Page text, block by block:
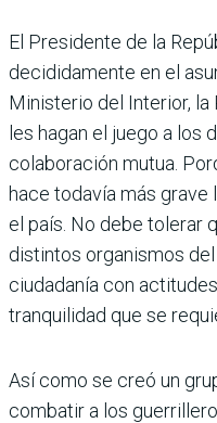
El Presidente de la
decididamente en el
Ministerio del Interior,
les hagan el juego a los
colaboración mutua.
hace todavía más grave
el país. No debe tolerar
distintos organismos
ciudadanía con
tranquilidad que se
Así como se creó un
combatir a los